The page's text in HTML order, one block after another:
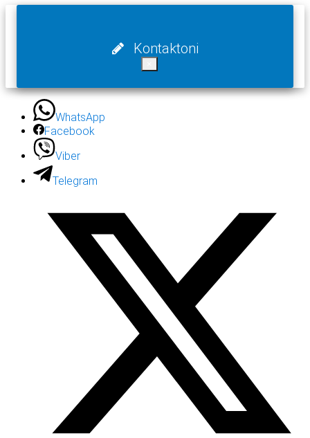
Kontaktoni
WhatsApp
Facebook
Viber
Telegram